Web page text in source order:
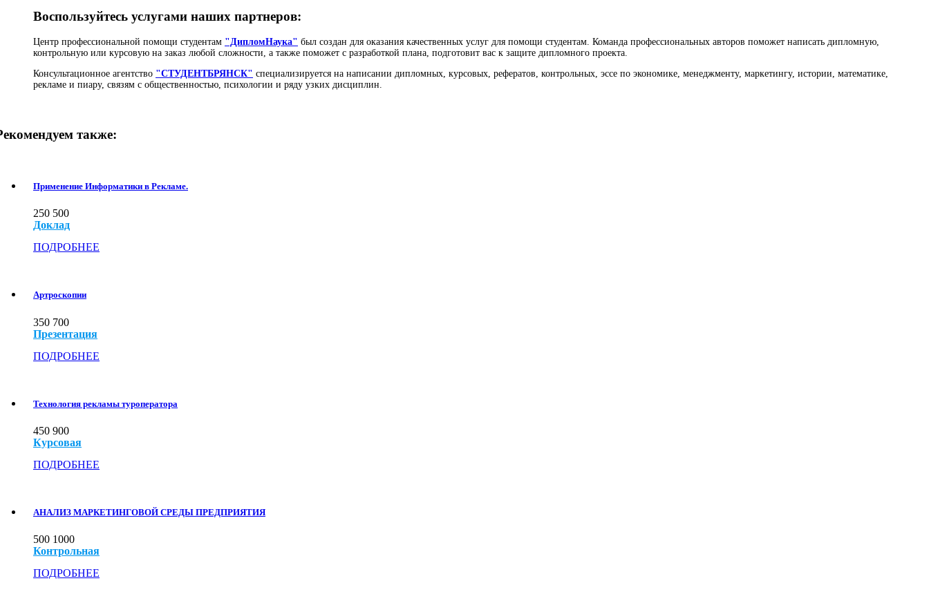
Воспользуйтесь услугами наших партнеров:
Центр профессиональной помощи студентам "ДипломНаука" был создан для оказания качественных услуг для помощи студентам. Команда профессиональных авторов поможет написать дипломную,
контрольную или курсовую на заказ любой сложности, а также поможет с разработкой плана, подготовит вас к защите дипломного проекта.
Консультационное агентство "СТУДЕНТБРЯНСК" специализируется на написании дипломных, курсовых, рефератов, контрольных, эссе по экономике, менеджменту, маркетингу, истории, математике,
рекламе и пиару, связям с общественностью, психологии и ряду узких дисциплин.
также:
Применение Информатики в Рекламе.
250 500
Доклад
ПОДРОБНЕЕ
Артроскопии
350 700
Презентация
ПОДРОБНЕЕ
Технология рекламы туроператора
450 900
Курсовая
ПОДРОБНЕЕ
АНАЛИЗ МАРКЕТИНГОВОЙ СРЕДЫ ПРЕДПРИЯТИЯ
500 1000
Контрольная
ПОДРОБНЕЕ